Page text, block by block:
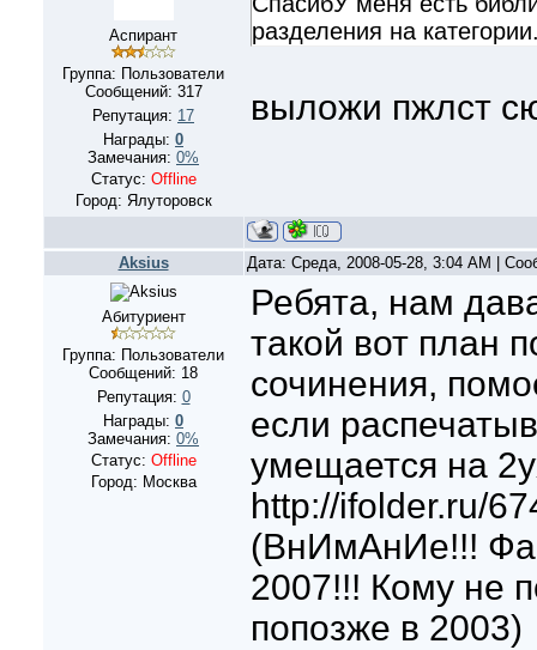
Аспирант
Группа: Пользователи
Сообщений: 317
Репутация: 17
Награды: 0
Замечания: 0%
Статус: Offline
Город: Ялуторовск
разделения на
выложи пжлст
Aksius Дата: Среда, 2008-05-28, 3:04 AM |
Абитуриент
Группа: Пользователи
Сообщений: 18
Репутация: 0
Награды: 0
Замечания: 0%
Статус: Offline
Город: Москва
Ребята, нам
такой вот план
сочинения,
если
умещается на
http://ifolder.ru/
(ВнИмАнИе!!!
2007!!! Кому не
попозже в 2003)